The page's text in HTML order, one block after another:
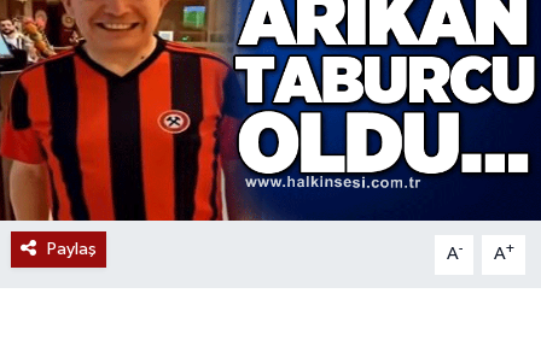
Paylaş A- A+
ÇEVRE
BİLİM VE TEKNOLOJİ
DUNYA
Düzce